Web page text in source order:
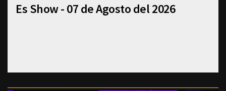
Es Show - 07 de Agosto del 2026